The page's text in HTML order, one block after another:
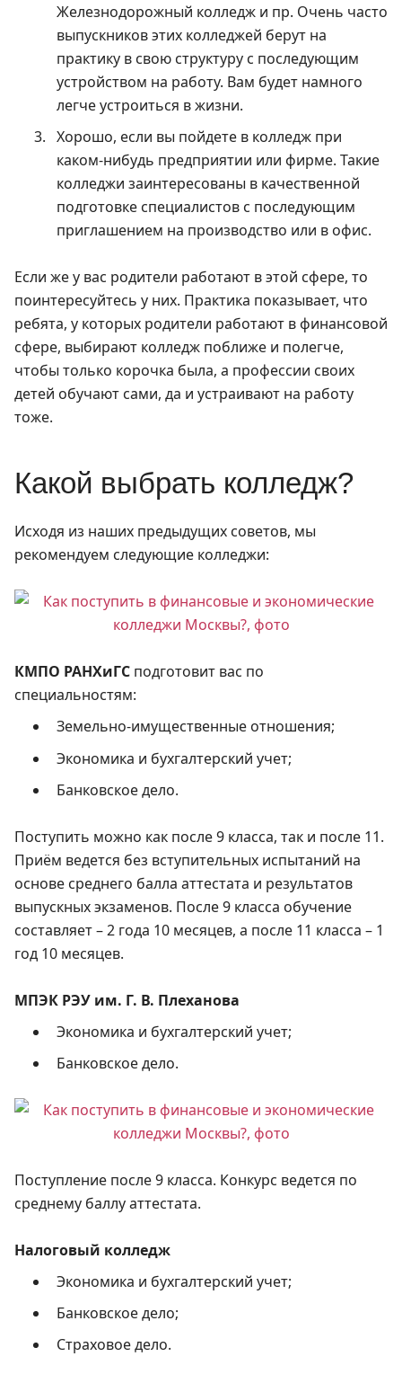
Железнодорожный колледж и пр. Очень часто
выпускников этих колледжей берут на
практику в свою структуру с последующим
устройством на работу. Вам будет намного
легче устроиться в жизни.
Хорошо, если вы пойдете в колледж при
каком-нибудь предприятии или фирме. Такие
колледжи заинтересованы в качественной
подготовке специалистов с последующим
приглашением на производство или в офис.
Если же у вас родители работают в этой сфере, то
поинтересуйтесь у них. Практика показывает, что
ребята, у которых родители работают в финансовой
сфере, выбирают колледж поближе и полегче,
чтобы только корочка была, а профессии своих
детей обучают сами, да и устраивают на работу
тоже.
Какой выбрать колледж?
Исходя из наших предыдущих советов, мы
рекомендуем следующие колледжи:
КМПО РАНХиГС подготовит вас по
специальностям:
Земельно-имущественные отношения;
Экономика и бухгалтерский учет;
Банковское дело.
Поступить можно как после 9 класса, так и после 11.
Приём ведется без вступительных испытаний на
основе среднего балла аттестата и результатов
выпускных экзаменов. После 9 класса обучение
составляет – 2 года 10 месяцев, а после 11 класса – 1
год 10 месяцев.
МПЭК РЭУ им. Г. В. Плеханова
Экономика и бухгалтерский учет;
Банковское дело.
Поступление после 9 класса. Конкурс ведется по
среднему баллу аттестата.
Налоговый колледж
Экономика и бухгалтерский учет;
Банковское дело;
Страховое дело.